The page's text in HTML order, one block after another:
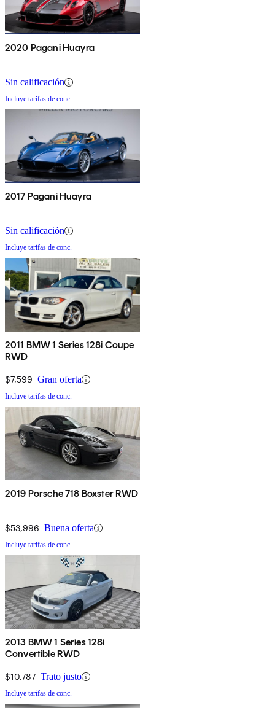
2020 Pagani Huayra
Sin calificación
Incluye tarifas de conc.
2017 Pagani Huayra
Sin calificación
Incluye tarifas de conc.
2011 BMW 1 Series 128i Coupe
RWD
$7,599 Gran oferta
Incluye tarifas de conc.
2019 Porsche 718 Boxster RWD
$53,996 Buena oferta
Incluye tarifas de conc.
2013 BMW 1 Series 128i
Convertible RWD
$10,787 Trato justo
Incluye tarifas de conc.